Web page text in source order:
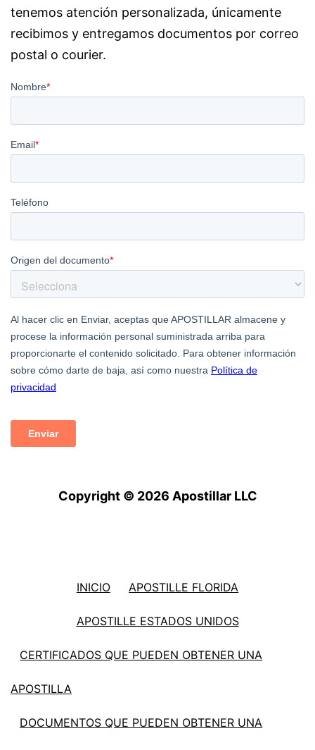
tenemos atención personalizada, únicamente
recibimos y entregamos documentos por correo
postal o courier.
Copyright © 2026 Apostillar LLC
INICIO APOSTILLE FLORIDA
APOSTILLE ESTADOS UNIDOS
CERTIFICADOS QUE PUEDEN OBTENER UNA
APOSTILLA
DOCUMENTOS QUE PUEDEN OBTENER UNA